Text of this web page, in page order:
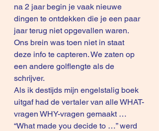
na 2 jaar begin je vaak nieuwe
dingen te ontdekken die je een paar
jaar terug niet opgevallen waren.
Ons brein was toen niet in staat
deze info te capteren. We zaten op
een andere golflengte als de
schrijver.
Als ik destijds mijn engelstalig boek
uitgaf had de vertaler van alle WHAT-
vragen WHY-vragen gemaakt …
“What made you decide to …” werd